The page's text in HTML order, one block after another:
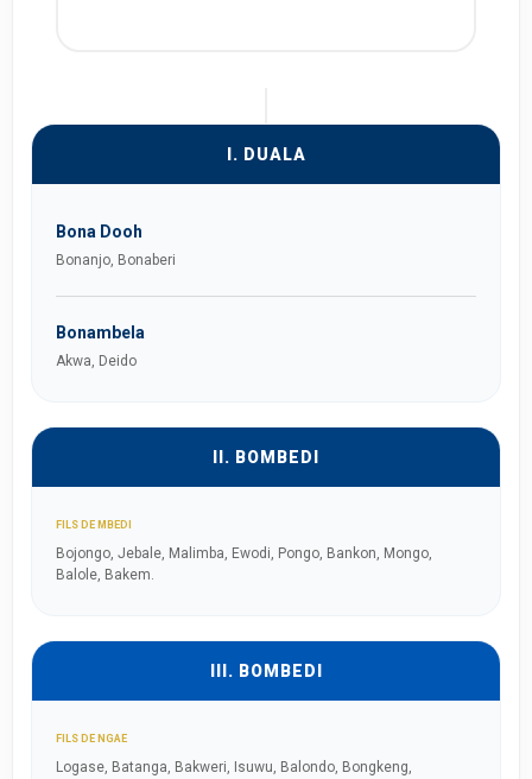
I. DUALA
Bona Dooh
Bonanjo, Bonaberi
Bonambela
Akwa, Deido
II. BOMBEDI
FILS DE MBEDI
Bojongo, Jebale, Malimba, Ewodi, Pongo, Bankon, Mongo,
Balole, Bakem.
III. BOMBEDI
FILS DE NGAE
Logase, Batanga, Bakweri, Isuwu, Balondo, Bongkeng,